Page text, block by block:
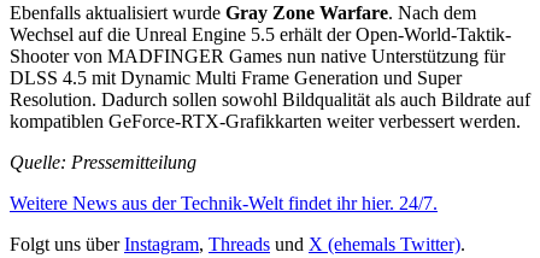
Ebenfalls aktualisiert wurde Gray Zone Warfare. Nach dem
Wechsel auf die Unreal Engine 5.5 erhält der Open-World-Taktik-
Shooter von MADFINGER Games nun native Unterstützung für
DLSS 4.5 mit Dynamic Multi Frame Generation und Super
Resolution. Dadurch sollen sowohl Bildqualität als auch Bildrate auf
kompatiblen GeForce-RTX-Grafikkarten weiter verbessert werden.
Quelle: Pressemitteilung
Weitere News aus der Technik-Welt findet ihr hier. 24/7.
Folgt uns überInstagram, Threads und X (ehemals Twitter).